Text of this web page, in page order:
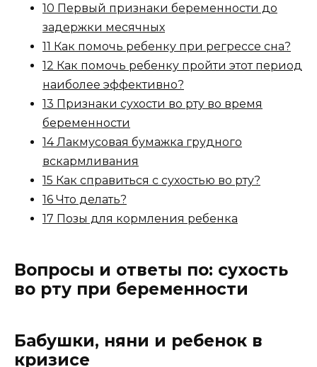
10 Первый признаки беременности до
задержки месячных
11 Как помочь ребенку при регрессе сна?
12 Как помочь ребенку пройти этот период
наиболее эффективно?
13 Признаки сухости во рту во время
беременности
14 Лакмусовая бумажка грудного
вскармливания
15 Как справиться с сухостью во рту?
16 Что делать?
17 Позы для кормления ребенка
Вопросы и ответы по: сухость
во рту при беременности
Бабушки, няни и ребенок в
кризисе